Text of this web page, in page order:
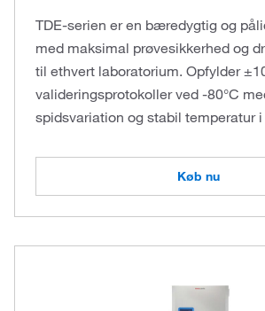
TDE-serien er en bæredygtig og
med maksimal prøvesikkerhed og
til ethvert laboratorium. Opfylder
valideringsprotokoller ved -80°C
spidsvariation og stabil temperatur
Køb nu